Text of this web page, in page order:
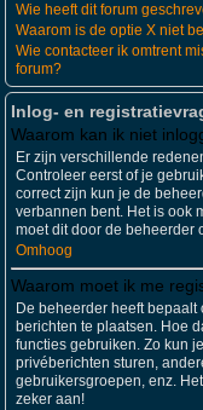
Wie heeft dit forum
Waarom is de optie X niet
Wie contacteer ik omtrent
forum?
Inlog- en
Waarom kan ik niet
Er zijn verschillende
Controleer eerst of je
correct zijn kun je de
verbannen bent. Het is ook
moet dit door de beheerder
Omhoog
Waarom moet ik me
De beheerder heeft
berichten te plaatsen. Hoe
functies gebruiken. Zo kun
privéberichten sturen,
gebruikersgroepen, enz.
zeker aan!